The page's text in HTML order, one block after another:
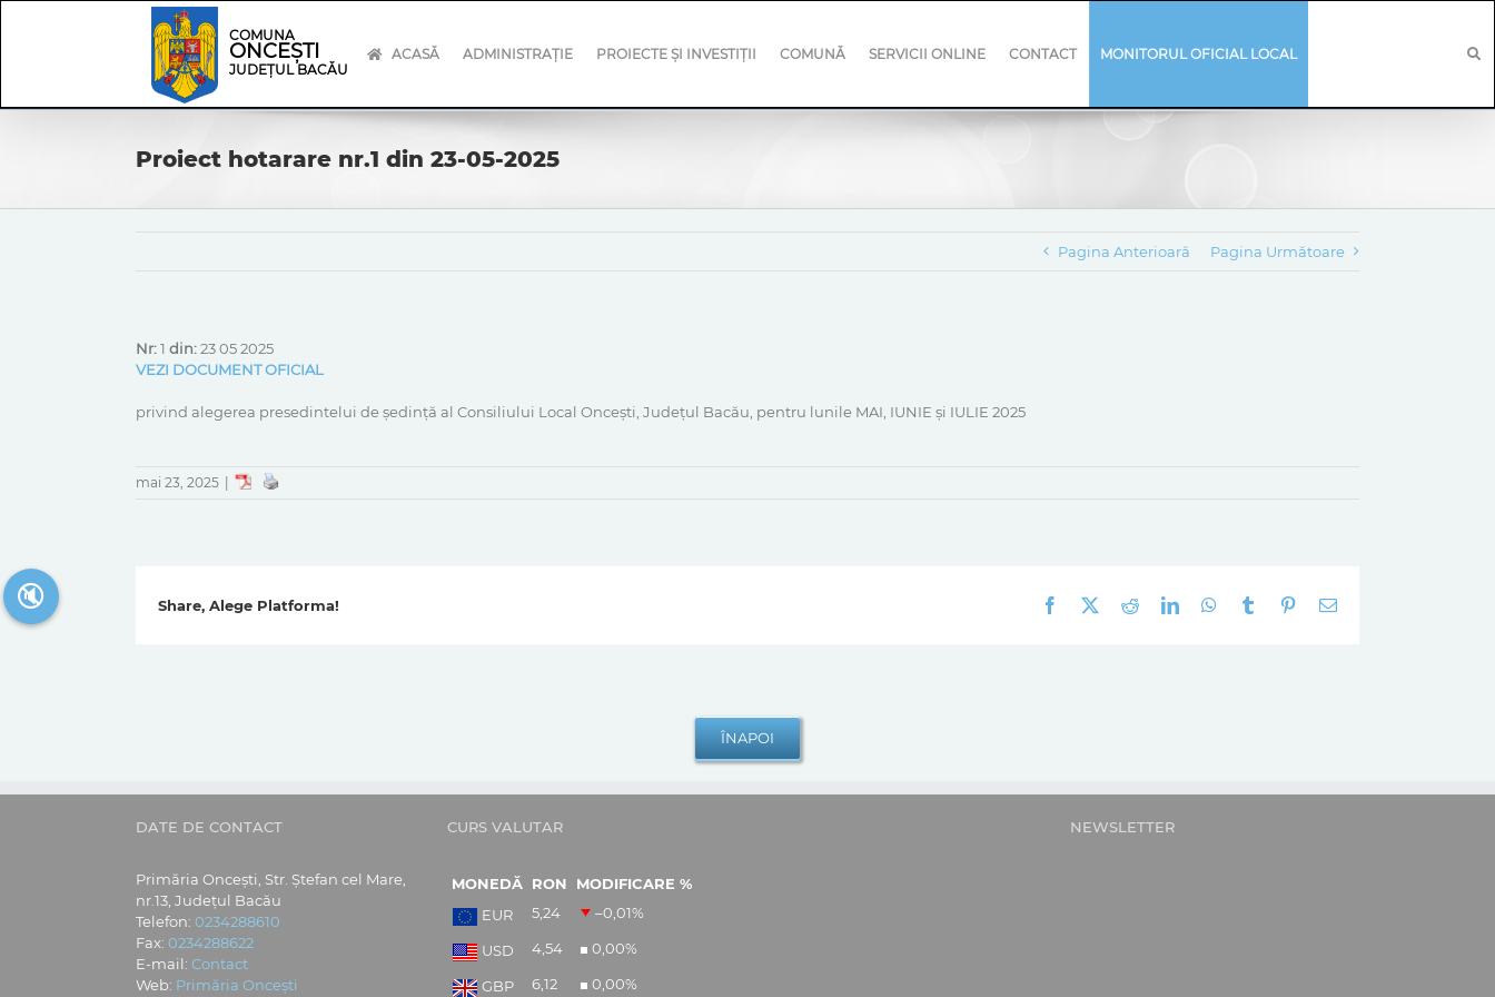
COMUNA
ONCEȘTI
JUDEȚUL BACĂU
ACASĂ ADMINISTRAȚIE PROIECTE ȘI INVESTIȚII COMUNĂ SERVICII ONLINE CONTACT MONITORUL OFICIAL LOCAL
Proiect hotarare nr.1 din 23-05-2025
Pagina Anterioară Pagina Următoare
Nr:1 din:23 05 2025
VEZI DOCUMENT OFICIAL
privind alegerea presedintelui de ședință al Consiliului Local Oncești, Județul Bacău, pentru lunile MAI, IUNIE și IULIE 2025
mai 23, 2025
Share, Alege Platforma! Facebook RedditLinkedInWhatsApp
Tumblr Pinterest
E-
DATE DE CONTACT
Primăria Oncești, Str. Ștefan cel Mare,
nr.13, Județul Bacău
Telefon: 0234288610
Fax: 0234288622
E-mail: Contact
Web: Primăria Oncești
CURS VALUTAR
MONEDĂ RON
MODIFICARE %
EUR
5,24 –0,01%
USD 4,54 0,00%
GBP 6,12 0,00%
NEWSLETTER
🔇